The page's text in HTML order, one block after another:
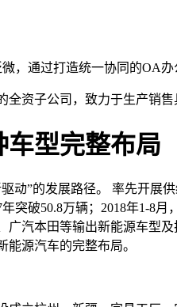
，通过打造统一协同的OA办
资子公司，致力于生产销
型完整布局
动”的发展路径。 率先开
突破50.8万辆；2018年1-8
汽本田等输出新能源车型
能源汽车的完整布局。